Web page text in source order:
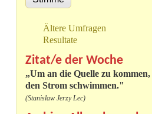
Ältere Umfragen
Resultate
Zitat/e der Woche
„Um an die Quelle zu kommen,
den Strom schwimmen."
(Stanislaw Jerzy Lec)